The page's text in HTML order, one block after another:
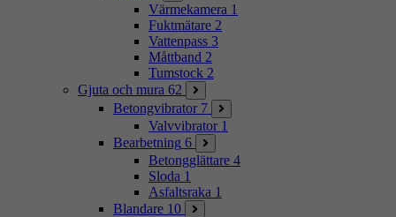
Värmekamera 1
Fuktmätare 2
Vattenpass 3
Måttband 2
Tumstock 2
Gjuta och mura 62
Betongvibrator 7
Valvvibrator 1
Bearbetning 6
Betongglättare 4
Sloda 1
Asfaltsraka 1
Blandare 10